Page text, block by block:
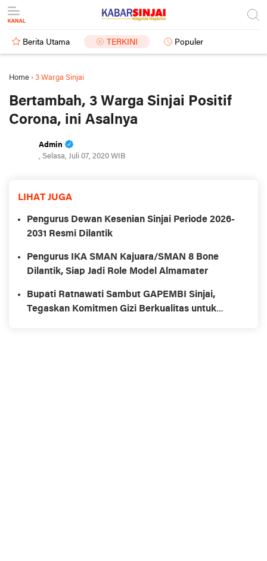
Berita Utama TERKINI Populer
Home › 3 Warga Sinjai
Bertambah, 3 Warga Sinjai Positif
Corona, ini Asalnya
Admin
, Selasa, Juli 07, 2020 WIB
LIHAT JUGA
Pengurus Dewan Kesenian Sinjai Periode 2026-
2031 Resmi Dilantik
Pengurus IKA SMAN Kajuara/SMAN 8 Bone
Dilantik, Siap Jadi Role Model Almamater
Bupati Ratnawati Sambut GAPEMBI Sinjai,
Tegaskan Komitmen Gizi Berkualitas untuk